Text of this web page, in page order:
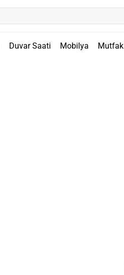
Duvar Saati Mobilya Mutfak